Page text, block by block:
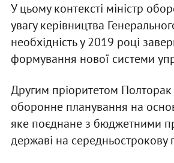
У цьому контексті міністр
увагу керівництва
необхідність у 2019 році
формування нової системи
Другим пріоритетом Полторак
оборонне планування на
яке поєднане з бюджетними
державі на середньострокову